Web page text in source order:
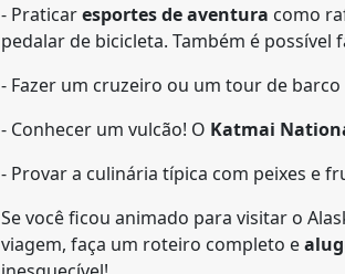
- Praticaresportes de aventura como
pedalar de bicicleta. Também é
- Fazer um cruzeiro ou um tour de
- Conhecer um vulcão! O Katmai
- Provar a culinária típica com peixes e
Se você ficou animado para visitar o
viagem, faça um roteiro completo e